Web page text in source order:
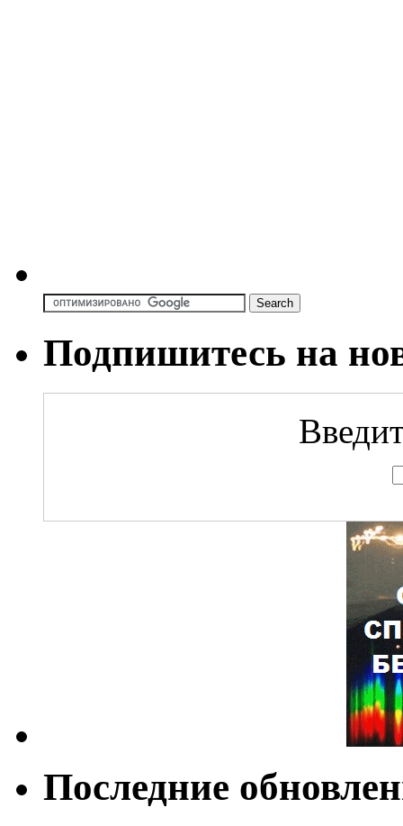
Подпишитесь на
Последние